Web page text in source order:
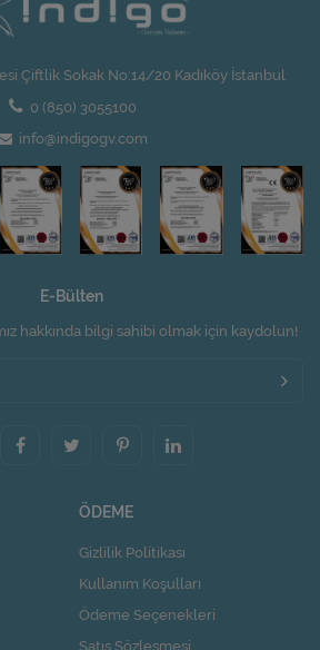
Çiftlik Sokak No:14/20 Kadıköy İstanbul
0 (850) 3055100
info@indigogv.com
E-Bülten
hakkında bilgi sahibi olmak için kaydolun!
ÖDEME
Gizlilik Politikası
Kullanım Koşulları
Ödeme Seçenekleri
Satış Sözleşmesi